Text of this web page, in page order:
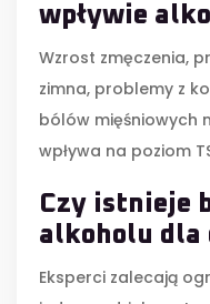
wpływie
Wzrost zmęczenia,
zimna, problemy z
bólów mięśniowych
wpływa na poziom
Czy istnieje
alkoholu dla
Eksperci zalecają